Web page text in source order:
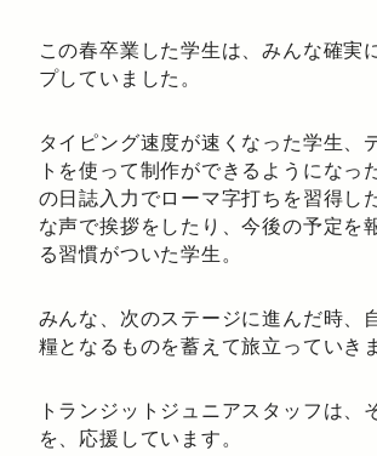
この春卒業した学生は、みんな確実
プしていました。
タイピング速度が速くなった学生、
トを使って制作ができるようになっ
の日誌入力でローマ字打ちを習得し
な声で挨拶をしたり、今後の予定を
る習慣がついた学生。
みんな、次のステージに進んだ時、
糧となるものを蓄えて旅立っていき
トランジットジュニアスタッフは、
を、応援しています。